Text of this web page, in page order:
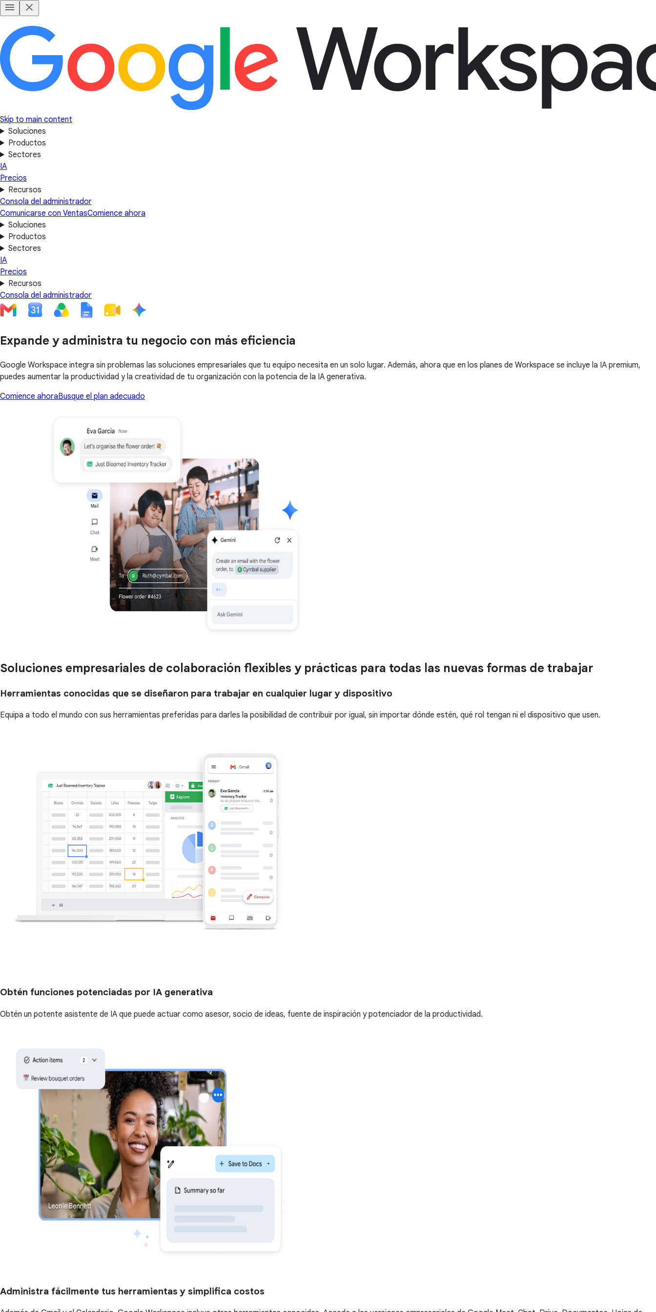
Skip to main content
Soluciones
Productos
Sectores
IA
Precios
Recursos
Consola del administrador
Comunicarse con VentasComience ahora
Soluciones
Productos
Sectores
IA
Precios
Recursos
Consola del administrador
Expande y administra tu negocio con más eficiencia
Google Workspace integra sin problemas las soluciones empresariales que tu equipo necesita en un solo lugar. Además, ahora que en los planes de Workspace se incluye la IA premium,
puedes aumentar la productividad y la creatividad de tu organización con la potencia de la IA generativa.
Comience ahoraBusque el plan adecuado
Soluciones empresariales de colaboración flexibles y prácticas para todas las nuevas formas de trabajar
Herramientas conocidas que se diseñaron para trabajar en cualquier lugar y dispositivo
Equipa a todo el mundo con sus herramientas preferidas para darles la posibilidad de contribuir por igual, sin importar dónde estén, qué rol tengan ni el dispositivo que usen.
Obtén funciones potenciadas por IA generativa
Obtén un potente asistente de IA que puede actuar como asesor, socio de ideas, fuente de inspiración y potenciador de la productividad.
Administra fácilmente tus herramientas y simplifica costos